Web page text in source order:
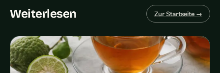
Weiterlesen Zur Startseite →